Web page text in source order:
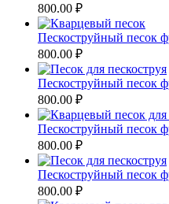
800.00 ₽
Пескоструйный песок
800.00 ₽
Пескоструйный песок
800.00 ₽
Пескоструйный песок
800.00 ₽
Пескоструйный песок
800.00 ₽